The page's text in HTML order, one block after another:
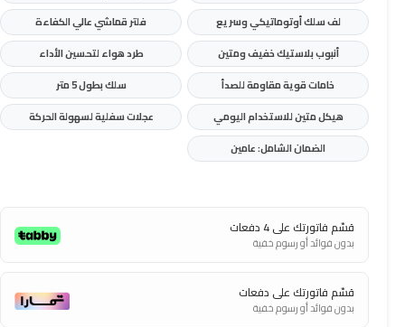
لف سلك أوتوماتيكي وسريع
فلتر قماشي عالي الكفاءة
أنبوب بلاستيك خفيف ومتين
طرد هواء لتحسين الأداء
خامات قوية مقاومة للصدأ
سلك بطول 5 متر
هيكل متين للاستخدام اليومي
عجلات سفلية لسهولة الحركة
الضمان الشامل: عامين
قسّم فاتورتك على 4 دفعات
بدون فوائد أو رسوم خفية
قسّم فاتورتك على دفعات
بدون فوائد أو رسوم خفية